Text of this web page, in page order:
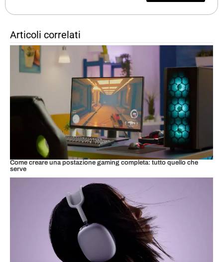
Articoli correlati
Come creare una postazione gaming completa: tutto quello che
serve